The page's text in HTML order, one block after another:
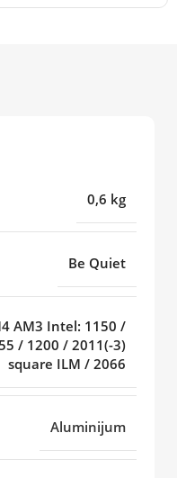
0,6 kg
Be Quiet
AM3 Intel: 1150 /
/ 1200 / 2011(-3)
square ILM / 2066
Aluminijum